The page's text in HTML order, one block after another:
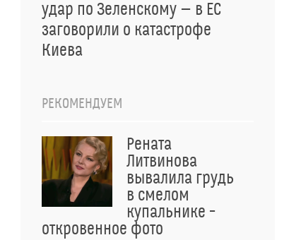
удар по Зеленскому — в ЕС
заговорили о катастрофе
Киева
РЕКОМЕНДУЕМ
Рената
Литвинова
вывалила грудь
в смелом
купальнике –
откровенное фото